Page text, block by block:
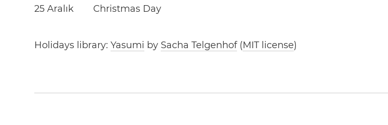
25 Aralık
Christmas Day
Holidays library:Yasumi by Sacha Telgenhof(MIT license)